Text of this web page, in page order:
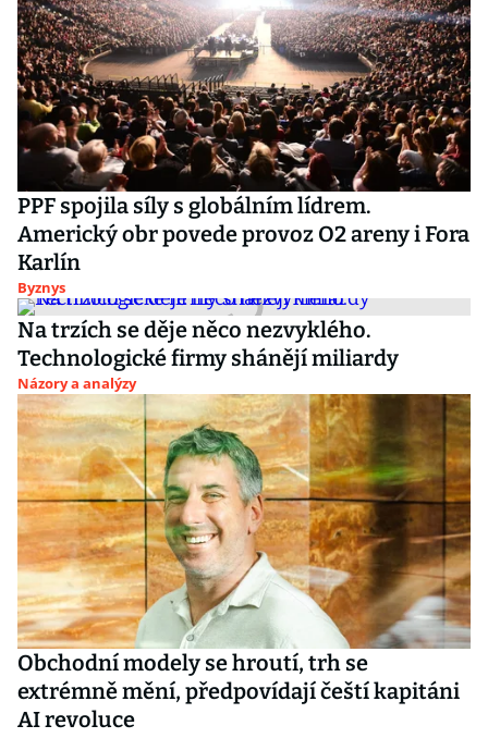
PPF spojila síly s globálním lídrem.
Americký obr povede provoz O2 areny i Fora
Karlín
Byznys
Na trzích se děje něco nezvyklého.
Technologické firmy shánějí miliardy
Názory a analýzy
Obchodní modely se hroutí, trh se
extrémně mění, předpovídají čeští kapitáni
AI revoluce